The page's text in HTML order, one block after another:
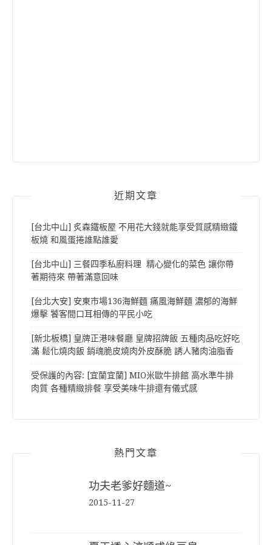
近期文章
[台北中山] 炙森鐵板屋 不用花大錢就能享受質感精緻鐵
板燒 和風蛋捲誰點誰愛
[台北中山] 三餐四季私廚料理 精心變化的菜色 讓你帶
著期待來 帶著滿意回味
[台北大安] 安東市場136海鮮麵 痛風海鮮麵 濃郁的海鮮
爆擊 饕客間口耳相傳的平民小吃
[新北板橋] 皇牌正港味餐廳 皇牌招牌飯 五種肉品吃好吃
滿 鬆化燒肉飯 銷魂脆皮燒肉外皮酥脆 誘人豬肉油脂香
受保護的內容: [宜蘭宜蘭] MIO米歐牛排館 高水準牛排
肉質 各種精緻排餐 享受美味牛排還有儀式感
熱門文章
功夫老爹好麵道~
2015-11-27